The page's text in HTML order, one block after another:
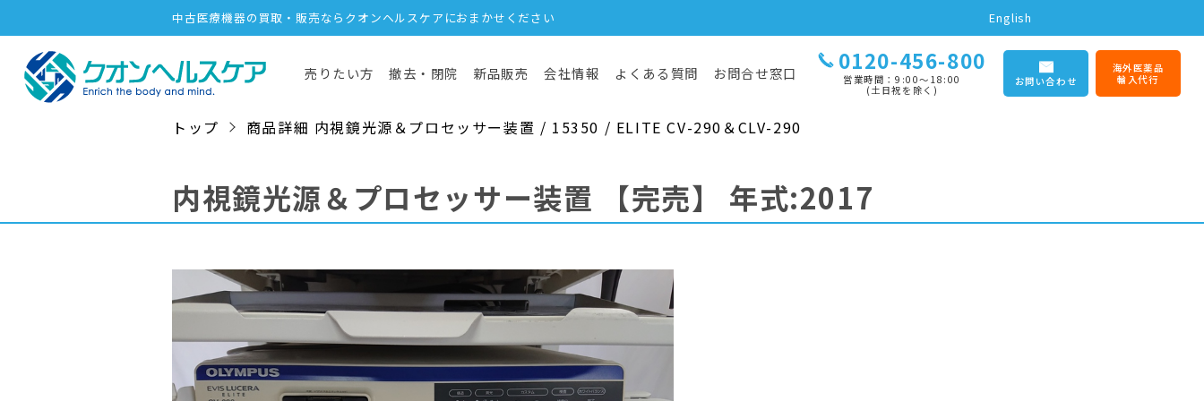
中古医療機器の買取・販売ならクオンヘルスケアにおまかせください English
売りたい方 撤去・閉院 新品販売 会社情報 よくある質問 お問合せ窓口 0120-456-800
営業時間：9:00〜18:00
(土日祝を除く)
お問い合わせ
海外医薬品
輸入代行
トップ 商品詳細 内視鏡光源＆プロセッサー装置 / 15350 / ELITE CV-290＆CLV-290
内視鏡光源＆プロセッサー装置 【完売】 年式:2017